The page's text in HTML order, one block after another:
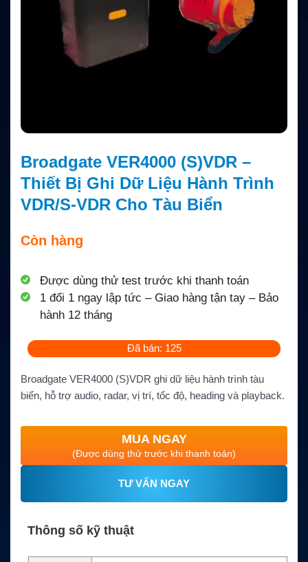
Broadgate VER4000 (S)VDR –
Thiết Bị Ghi Dữ Liệu Hành Trình
VDR/S-VDR Cho Tàu Biển
Còn hàng
Được dùng thử test trước khi thanh toán
1 đổi 1 ngay lập tức – Giao hàng tận tay – Bảo
hành 12 tháng
Đã bán: 125
Broadgate VER4000 (S)VDR ghi dữ liệu hành trình tàu
biển, hỗ trợ audio, radar, vị trí, tốc độ, heading và playback.
MUA NGAY
(Được dùng thử trước khi thanh toán)
TƯ VẤN NGAY
Thông số kỹ thuật